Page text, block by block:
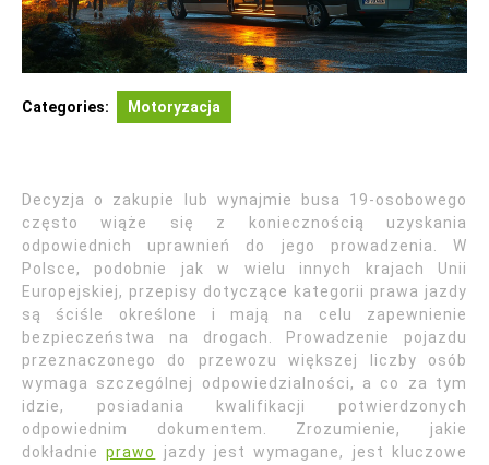
Categories: Motoryzacja
Decyzja o zakupie lub wynajmie busa 19-osobowego
często wiąże się z koniecznością uzyskania
odpowiednich uprawnień do jego prowadzenia. W
Polsce, podobnie jak w wielu innych krajach Unii
Europejskiej, przepisy dotyczące kategorii prawa jazdy
są ściśle określone i mają na celu zapewnienie
bezpieczeństwa na drogach. Prowadzenie pojazdu
przeznaczonego do przewozu większej liczby osób
wymaga szczególnej odpowiedzialności, a co za tym
idzie, posiadania kwalifikacji potwierdzonych
odpowiednim dokumentem. Zrozumienie, jakie
dokładnieprawo
jazdy jest wymagane, jest kluczowe